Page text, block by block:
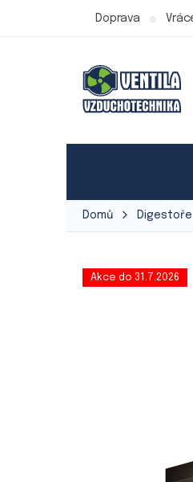
Doprava
Domů Digestoře
Akce do 31.7.2026